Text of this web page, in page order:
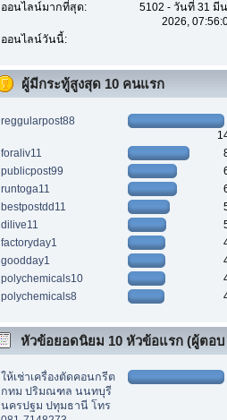
ออนไลน์มากที่สุด:
5102 - วันที่ 31 มี
2026,
ออนไลน์วันนี้:
ผู้มีกระทู้สูงสุด 10 คนแรก
reggularpost88
foraliv11
publicpost99
runtoga11
bestpostdd11
dilive11
factoryday1
goodday1
polychemicals10
polychemicals8
หัวข้อยอดนิยม 10 หัวข้อแรก (ผู้ตอบ
สูงสุด)
ให้เช่าเครื่องตัดคอนกรีต
กทม ปริมณฑล นนทบุรี
นครปฐม ปทุมธานี โทร